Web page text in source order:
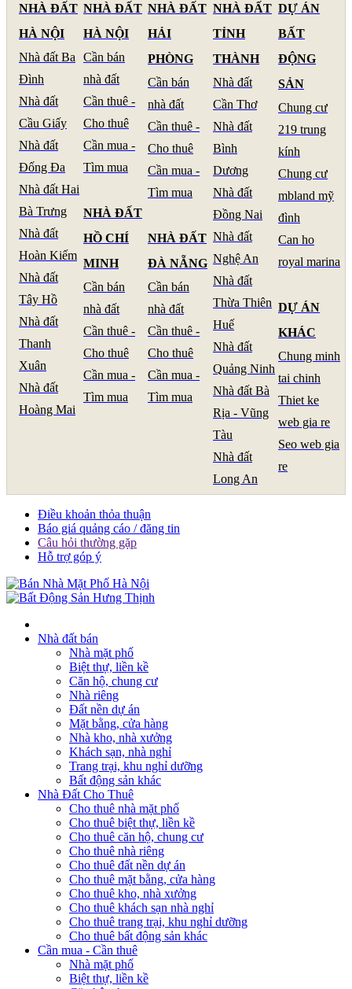
NHÀ ĐẤT
HÀ NỘI
Nhà đất Ba
Đình
Nhà đất
Cầu Giấy
Nhà đất
Đống Đa
Nhà đất Hai
Bà Trưng
Nhà đất
Hoàn Kiếm
Nhà đất
Tây Hồ
Nhà đất
Thanh
Xuân
Nhà đất
Hoàng Mai
NHÀ ĐẤT
HÀ NỘI
Cần bán
nhà đất
Cần thuê -
Cho thuê
Cần mua -
Tìm mua
NHÀ ĐẤT
HỒ CHÍ
MINH
Cần bán
nhà đất
Cần thuê -
Cho thuê
Cần mua -
Tìm mua
NHÀ ĐẤT
HẢI
PHÒNG
Cần bán
nhà đất
Cần thuê -
Cho thuê
Cần mua -
Tìm mua
NHÀ ĐẤT
ĐÀ NẴNG
Cần bán
nhà đất
Cần thuê -
Cho thuê
Cần mua -
Tìm mua
NHÀ ĐẤT
TỈNH
THÀNH
Nhà đất
Cần Thơ
Nhà đất
Bình
Dương
Nhà đất
Đồng Nai
Nhà đất
Nghệ An
Nhà đất
Thừa Thiên
Huế
Nhà đất
Quảng Ninh
Nhà đất Bà
Rịa - Vũng
Tàu
Nhà đất
Long An
DỰ ÁN
BẤT
ĐỘNG
SẢN
Chung cư
219 trung
kính
Chung cư
mbland mỹ
đình
Can ho
royal marina
DỰ ÁN
KHÁC
Chung minh
tai chinh
Thiet ke
web gia re
Seo web gia
re
Điều khoản thỏa thuận
Báo giá quảng cáo / đăng tin
Câu hỏi thường gặp
Hỗ trợ góp ý
Nhà đất bán
Nhà mặt phố
Biệt thự, liền kề
Căn hộ, chung cư
Nhà riêng
Đất nền dự án
Mặt bằng, cửa hàng
Nhà kho, nhà xưởng
Khách sạn, nhà nghỉ
Trang trại, khu nghỉ dưỡng
Bất động sản khác
Nhà Đất Cho Thuê
Cho thuê nhà mặt phố
Cho thuê biệt thự, liền kề
Cho thuê căn hộ, chung cư
Cho thuê nhà riêng
Cho thuê đất nền dự án
Cho thuê mặt bằng, cửa hàng
Cho thuê kho, nhà xưởng
Cho thuê khách sạn nhà nghỉ
Cho thuê trang trại, khu nghỉ dưỡng
Cho thuê bất động sản khác
Cần mua - Cần thuê
Nhà mặt phố
Biệt thự, liền kề